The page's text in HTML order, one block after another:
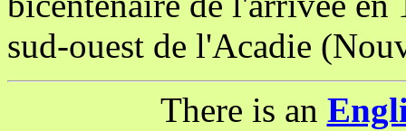
sud-ouest de l'Acadie
There is an